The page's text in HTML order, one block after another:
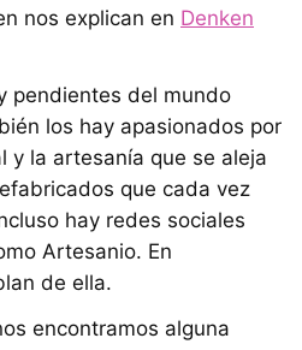
nos explican en Denken
pendientes del mundo
los hay apasionados por
y la artesanía que se aleja
que cada vez
hay redes sociales
Artesanio. En
de ella.
encontramos alguna